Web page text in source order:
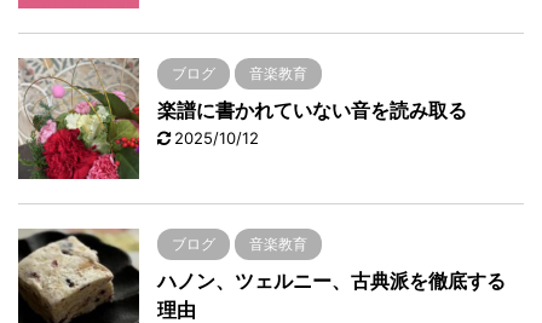
ブログ 音楽教育
楽譜に書かれていない音を読み取る
2025/10/12
ブログ 音楽教育
ハノン、ツェルニー、古典派を徹底する
理由